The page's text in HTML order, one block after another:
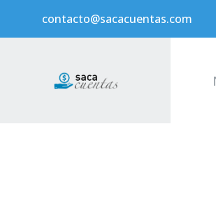
contacto@sacacuentas.com